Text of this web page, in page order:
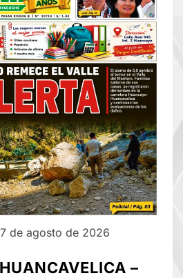
de agosto de 2026
–